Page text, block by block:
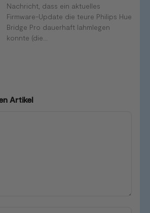
Nachricht, dass ein aktuelles
Firmware-Update die teure Philips Hue
Bridge Pro dauerhaft lahmlegen
konnte (die...
Artikel